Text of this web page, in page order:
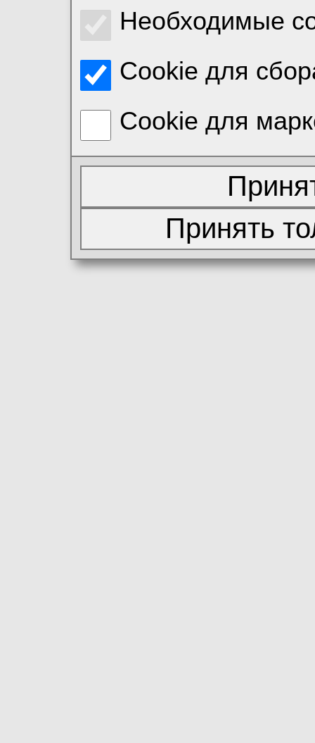
Необходимые
Cookie для
Cookie для